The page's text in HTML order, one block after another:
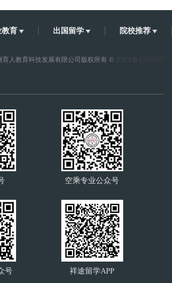
教育 出国留学 院校推荐
育人教育科技发展有限公司版权所有 ©
京ICP备1200207
空乘专业公众号
祥途留学APP
号